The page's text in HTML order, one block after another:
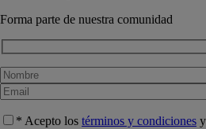
Forma parte de nuestra comunidad
* Acepto los términos y condiciones